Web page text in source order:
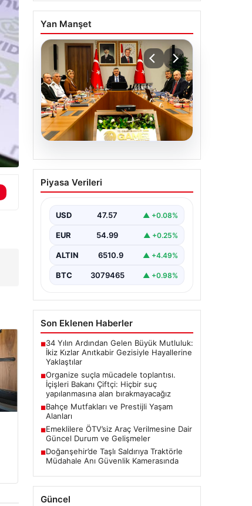
Yan Manşet
05.08.2026
Organize suçla
mücadele toplantısı.
Hiçbir suç
yapılanmasına alan
Piyasa Verileri
USD 47.57 ▲ +0.08%
EUR 54.99 ▲ +0.25%
ALTIN 6510.9 ▲ +4.49%
BTC 3079465 ▲ +0.98%
Son Eklenen Haberler
■34 Yılın Ardından Gelen Büyük Mutluluk:
İkiz Kızlar Anıtkabir Gezisiyle Hayallerine
Yaklaştılar
■Organize suçla mücadele toplantısı.
İçişleri Bakanı Çiftçi: Hiçbir suç
yapılanmasına alan bırakmayacağız
■Bahçe Mutfakları ve Prestijli Yaşam
Alanları
■Emeklilere ÖTV’siz Araç Verilmesine Dair
Güncel Durum ve Gelişmeler
■Doğanşehir’de Taşlı Saldırıya Traktörle
Müdahale Anı Güvenlik Kamerasında
Güncel